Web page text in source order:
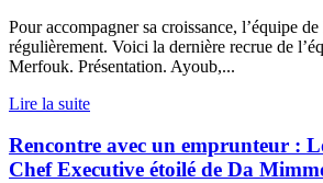
Pour accompagner sa croissance, l’équipe
régulièrement. Voici la dernière recrue de
Merfouk. Présentation. Ayoub,...
Lire la suite
Rencontre avec un emprunteur :
Chef Executive étoilé de Da